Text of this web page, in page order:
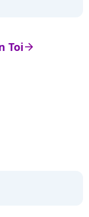
arrow_right
Toi